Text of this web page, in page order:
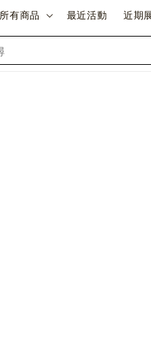
所有商品 最近活動 近期